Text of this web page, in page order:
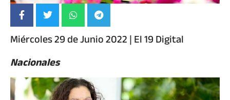
Miércoles 29 de Junio 2022 | El 19 Digital
Nacionales